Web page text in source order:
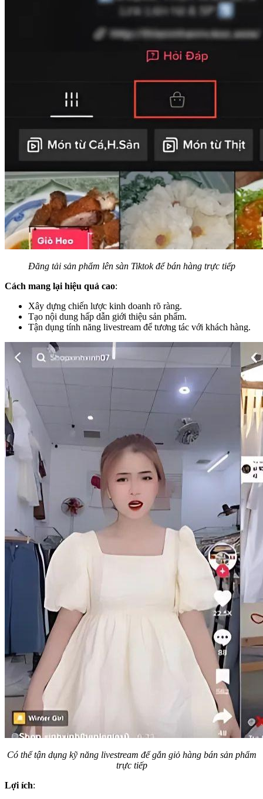
Đăng tải sản phẩm lên sàn Tiktok để bán hàng trực tiếp
Cách mang lại hiệu quả cao:
Xây dựng chiến lược kinh doanh rõ ràng.
Tạo nội dung hấp dẫn giới thiệu sản phẩm.
Tận dụng tính năng livestream để tương tác với khách hàng.
Có thể tận dụng kỹ năng livestream để gắn giỏ hàng bán sản phẩm
trực tiếp
Lợi ích: